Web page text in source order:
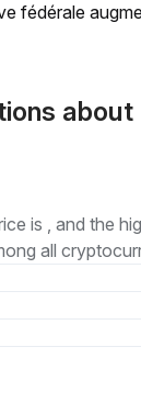
fédérale
about
is , and the
all